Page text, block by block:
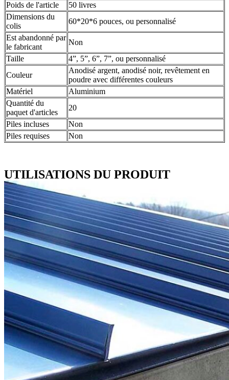
Poids de l'article
50 livres
Dimensions du
colis
60*20*6 pouces, ou personnalisé
Est abandonné par
le fabricant
Non
Taille
4”, 5”, 6”, 7”, ou personnalisé
Couleur
Anodisé argent, anodisé noir, revêtement en
poudre avec différentes couleurs
Matériel
Aluminium
Quantité du
paquet d'articles
20
Piles incluses
Non
Piles requises
Non
UTILISATIONS DU PRODUIT